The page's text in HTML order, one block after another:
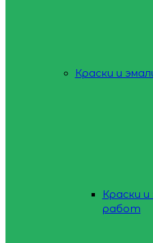
Краски и
Краски
работ